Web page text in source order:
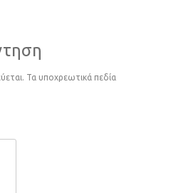
Τα υποχρεωτικά πεδία